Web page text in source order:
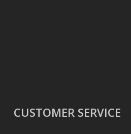
CUSTOMER SERVICE